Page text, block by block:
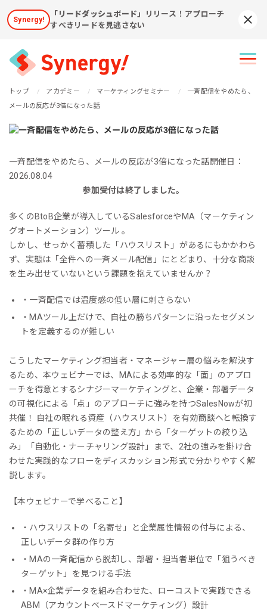
Synergy!
「リードダッシュボード」
リリース！アプローチ
すべきリードを見逃さない
トップ アカデミー マーケティングセミナー
一斉配信をやめたら、
メールの反応が3倍になった話
一斉配信をやめたら、メールの反応が3倍になった話開催日：
2026.08.04
参加受付は終了しました。
多くのBtoB企業が導入しているSalesforceやMA（マーケティン
グオートメーション）ツール 。
しかし、せっかく蓄積した「ハウスリスト」があるにもかかわら
ず、実態は「全件への一斉メール配信」にとどまり、十分な商談
を生み出せていないという課題を抱えていませんか？
・一斉配信では温度感の低い層に刺さらない
・MAツール上だけで、自社の勝ちパターンに沿ったセグメン
トを定義するのが難しい
こうしたマーケティング担当者・マネージャー層の悩みを解決す
るため、本ウェビナーでは、MAによる効率的な「面」のアプロ
ーチを得意とするシナジーマーケティングと、企業・部署データ
の可視化による「点」のアプローチに強みを持つSalesNowが初
共催！ 自社の眠れる資産（ハウスリスト）を有効商談へと転換す
るための「正しいデータの整え方」から「ターゲットの絞り込
み」「自動化・ナーチャリング設計」まで、2社の強みを掛け合
わせた実践的なフローをディスカッション形式で分かりやすく解
説します。
【本ウェビナーで学べること】
・ハウスリストの「名寄せ」と企業属性情報の付与による、
正しいデータ群の作り方
・MAの一斉配信から脱却し、部署・担当者単位で「狙うべき
ターゲット」を見つける手法
・MA×企業データを組み合わせた、ローコストで実践できる
ABM（アカウントベースドマーケティング）設計